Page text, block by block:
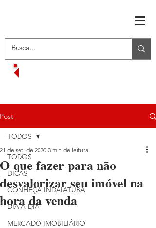
Post
TODOS
DICAS
CONHEÇA INDAIATUBA
DIA A DIA
MERCADO IMOBILIÁRIO
TODOS
O que fazer para não
desvalorizar seu imóvel na
hora da venda
21 de set. de 2020 3 min de leitura